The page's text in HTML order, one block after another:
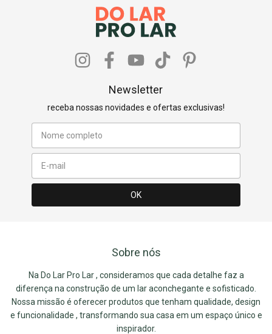
Newsletter
receba nossas novidades e ofertas exclusivas!
Sobre nós
Na Do Lar Pro Lar , consideramos que cada detalhe faz a
diferença na construção de um lar aconchegante e sofisticado.
Nossa missão é oferecer produtos que tenham qualidade, design
e funcionalidade , transformando sua casa em um espaço único e
inspirador.